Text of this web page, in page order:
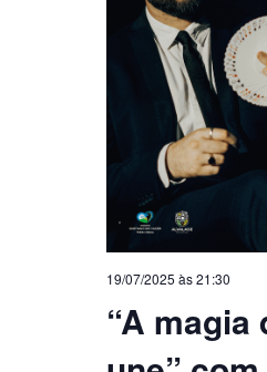
“A magia
19/07/2025 às 21:30